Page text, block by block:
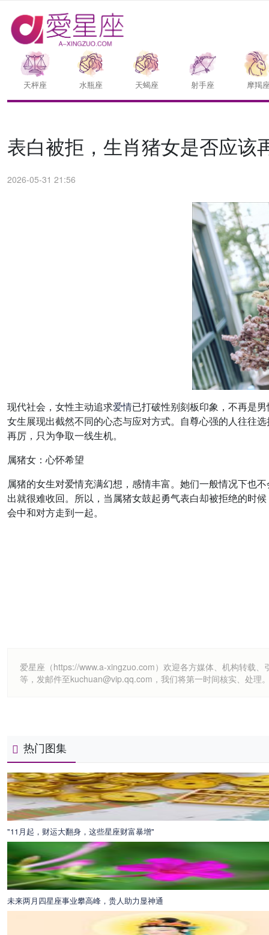
天枰座 水瓶座 天蝎座 射手座 摩羯
表白被拒，生肖猪女是否应该
2026-05-31 21:56
现代社会，女性主动追求爱情已打破性别刻板印象，不再是
女生展现出截然不同的心态与应对方式。自尊心强的人往往
再厉，只为争取一线生机。
属猪女：心怀希望
属猪的女生对爱情充满幻想，感情丰富。她们一般情况下也
出就很难收回。所以，当属猪女鼓起勇气表白却被拒绝的时
会中和对方走到一起。
爱星座（https://www.a-xingzuo.com）欢迎各方媒体、机构转载
等，发邮件至kuchuan@vip.qq.com，我们将第一时间核实、处理
热门图集
"11月起，财运大翻身，这些星座财富暴增"
未来两月四星座事业攀高峰，贵人助力显神通